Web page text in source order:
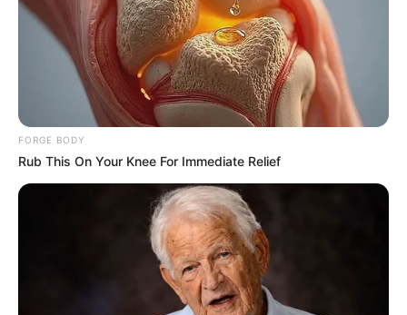
ช่วงวันที่ 11 – 20การงานมีเรื่องจุกจิกกวนใจ ต่างคนต่าง
ติฉินนินทา ต้องรู้จักปล่อยวาง อย่าไปใส่ใจมาก เดี๋ยว
ไมเกรนจะขึ้นให้ปวดหัว ระวังเรื่องงานผิดพลาด บริวาร หรือ
เพื่อนร่วมงานสร้างความเดือดร้อน พยายามตรวจตราทุก
อย่างให้รอบคอบก่อนส่งงาน การเงินต้องใช้จ่ายแบบรัด
เข็มขัดเต็มเหนี่ยว หากทำมือเติบเหมือนที่ผ่านมา อาจมีอด
มื้อกินมื้อ ยังไม่มีโชคลาภจากการเสี่ยง แต่พอมีคนจุนเจือ
อยู่บ้าง ความรักเจอเหตุการณ์แปลกๆ ไม่แน่ใจว่ามาดีหรือ
ร้าย ต้องคบหากันให้นานก่อน ส่วนคนมีแฟนแล้วมีเรื่องหึง
หวงจนทำให้อึดอัด พยายามอย่าทำตัวสองแง่สองมุม จะ
FORGE BODY
Rub This On Your Knee For Immediate Relief